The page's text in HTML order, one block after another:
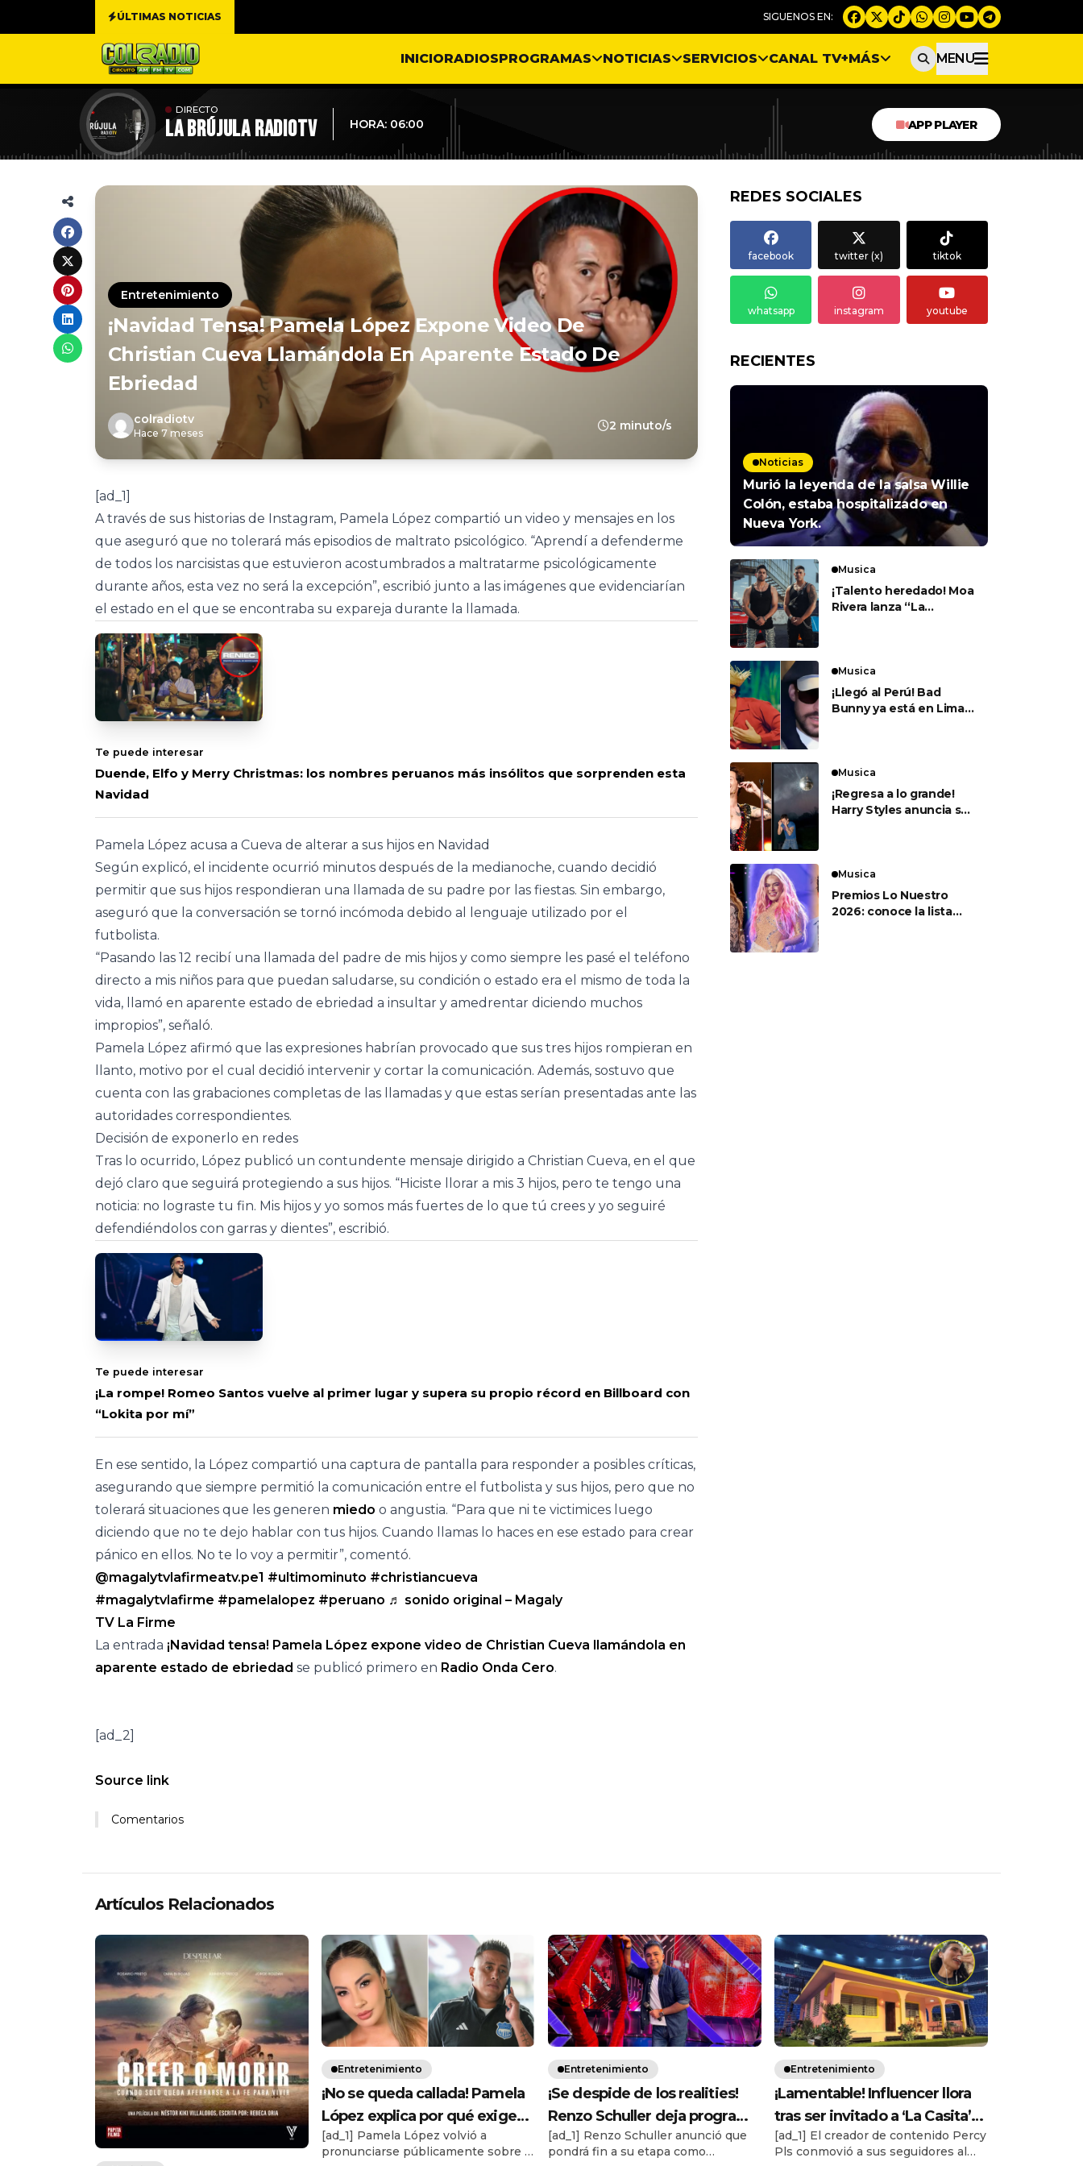
ÚLTIMAS NOTICIAS
INICIORADIOSPROGRAMAS NOTICIAS SERVICIOS CANAL TV+MÁS MENU
DIRECTO
LA BRÚJULA RADIOTV HORA: 06:00 APP PLAYER
Entretenimiento
¡Navidad Tensa! Pamela López Expone Video De
Christian Cueva Llamándola En Aparente Estado De
Ebriedad
colradiotv
Hace 7 meses
2 minuto/s
[ad_1]
A través de sus historias de Instagram, Pamela López compartió un video y mensajes en los
que aseguró que no tolerará más episodios de maltrato psicológico. “Aprendí a defenderme
de todos los narcisistas que estuvieron acostumbrados a maltratarme psicológicamente
durante años, esta vez no será la excepción”, escribió junto a las imágenes que evidenciarían
el estado en el que se encontraba su expareja durante la llamada.
Te puede interesar
Duende, Elfo y Merry Christmas: los nombres peruanos más insólitos que sorprenden esta
Navidad
Pamela López acusa a Cueva de alterar a sus hijos en Navidad
Según explicó, el incidente ocurrió minutos después de la medianoche, cuando decidió
permitir que sus hijos respondieran una llamada de su padre por las fiestas. Sin embargo,
aseguró que la conversación se tornó incómoda debido al lenguaje utilizado por el
futbolista.
“Pasando las 12 recibí una llamada del padre de mis hijos y como siempre les pasé el teléfono
directo a mis niños para que puedan saludarse, su condición o estado era el mismo de toda la
vida, llamó en aparente estado de ebriedad a insultar y amedrentar diciendo muchos
impropios”, señaló.
Pamela López afirmó que las expresiones habrían provocado que sus tres hijos rompieran en
llanto, motivo por el cual decidió intervenir y cortar la comunicación. Además, sostuvo que
cuenta con las grabaciones completas de las llamadas y que estas serían presentadas ante las
autoridades correspondientes.
Decisión de exponerlo en redes
Tras lo ocurrido, López publicó un contundente mensaje dirigido a Christian Cueva, en el que
dejó claro que seguirá protegiendo a sus hijos. “Hiciste llorar a mis 3 hijos, pero te tengo una
noticia: no lograste tu fin. Mis hijos y yo somos más fuertes de lo que tú crees y yo seguiré
defendiéndolos con garras y dientes”, escribió.
Te puede interesar
¡La rompe! Romeo Santos vuelve al primer lugar y supera su propio récord en Billboard con
“Lokita por mí”
En ese sentido, la López compartió una captura de pantalla para responder a posibles críticas,
asegurando que siempre permitió la comunicación entre el futbolista y sus hijos, pero que no
tolerará situaciones que les generen miedo o angustia. “Para que ni te victimices luego
diciendo que no te dejo hablar con tus hijos. Cuando llamas lo haces en ese estado para crear
pánico en ellos. No te lo voy a permitir”, comentó.
@magalytvlafirmeatv.pe1 #ultimominuto #christiancueva
#magalytvlafirme #pamelalopez #peruano ♬ sonido original – Magaly
TV La Firme
La entrada ¡Navidad tensa! Pamela López expone video de Christian Cueva llamándola en
aparente estado de ebriedad se publicó primero en Radio Onda Cero.
[ad_2]
Source link
Comentarios
REDES SOCIALES
facebook twitter (x) tiktok
whatsapp instagram youtube
RECIENTES
Noticias
Murió la leyenda de la salsa Willie
Colón, estaba hospitalizado en
Nueva York.
Musica
¡Talento heredado! Moa
Rivera lanza “La
Musica
¡Llegó al Perú! Bad
Bunny ya está en Lima
Musica
¡Regresa a lo grande!
Harry Styles anuncia su
Musica
Premios Lo Nuestro
2026: conoce la lista
Artículos Relacionados
Entretenimiento
¡No se queda callada! Pamela
López explica por qué exige
S/64 mil a Christian Cueva
[ad_1] Pamela López volvió a
pronunciarse públicamente sobre la
Entretenimiento
¡Se despide de los realities!
Renzo Schuller deja programa
y anuncia su salida definitiva
de la conducción
[ad_1] Renzo Schuller anunció que
pondrá fin a su etapa como
Entretenimiento
¡Lamentable! Influencer llora
tras ser invitado a ‘La Casita’
de Bad Bunny, pero no podrá
asistir
[ad_1] El creador de contenido Percy
Pls conmovió a sus seguidores al